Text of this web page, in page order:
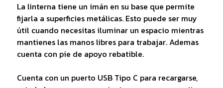
La linterna tiene un imán en su base que permite
fijarla a superficies metálicas. Esto puede ser muy
útil cuando necesitas iluminar un espacio mientras
mantienes las manos libres para trabajar. Ademas
cuenta con pie de apoyo rebatible.
Cuenta con un puerto USB Tipo C para recargarse,